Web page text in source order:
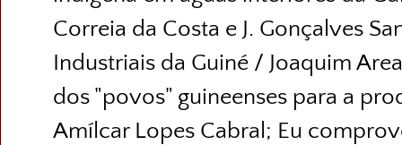
Correia da Costa e J. Gonçalves
Industriais da Guiné / Joaquim
dos "povos" guineenses para a
Amílcar Lopes Cabral; Eu